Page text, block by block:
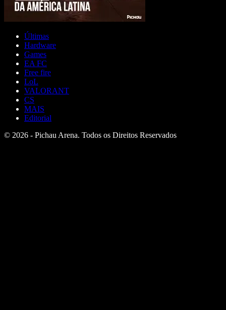
Últimas
Hardware
Games
EA FC
Free fire
LoL
VALORANT
CS
MAIS
Editorial
© 2026 - Pichau Arena. Todos os Direitos Reservados